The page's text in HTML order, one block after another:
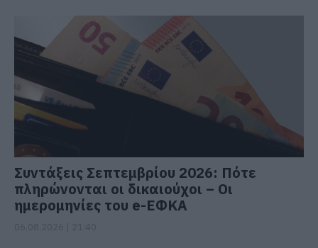
Συντάξεις Σεπτεμβρίου 2026: Πότε
πληρώνονται οι δικαιούχοι – Οι
ημερομηνίες του e-ΕΦΚΑ